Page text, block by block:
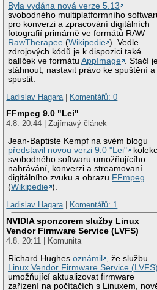
Byla vydána nová verze 5.13
svobodného multiplatformního
pro konverzi a zpracování digitálních
fotografií primárně ve formátů RAW
RawTherapee (Wikipedie ). Vedle
zdrojových kódů je k dispozici také
balíček ve formátuAppImage
. Stačí
stáhnout, nastavit právo ke spuštění a
spustit.
Ladislav Hagara| Komentářů: 0
FFmpeg 9.0 "Lei"
4.8. 20:44 | Zajímavý článek
Jean-Baptiste Kempf na svém blogu
představil novou verzi 9.0 "Lei"
svobodného softwaru umožňujícího
nahrávání, konverzi a streamovaní
digitálního zvuku a obrazu FFmpeg
(Wikipedie ).
Ladislav Hagara| Komentářů: 1
NVIDIA sponzorem služby Linux
Vendor Firmware Service (LVFS)
4.8. 20:11 | Komunita
Richard Hughesoznámil
, že službu
Linux Vendor Firmware Service (LVFS)
umožňující aktualizovat firmware
zařízení na počítačích s Linuxem,